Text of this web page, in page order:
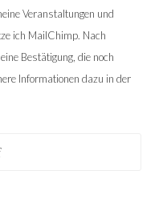
Veranstaltungen und
ich MailChimp. Nach
Bestätigung, die noch
Informationen dazu in der